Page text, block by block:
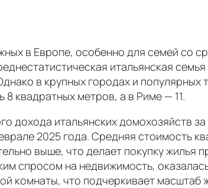
в Европе, особенно для семей со
итальянская
в крупных городах и популярных
квадратных метров, а в Риме — 11.
дохода итальянских домохозяйств
2025 года. Средняя стоимость
выше, что делает покупку жилья
спросом на недвижимость,
что подчеркивает масштаб